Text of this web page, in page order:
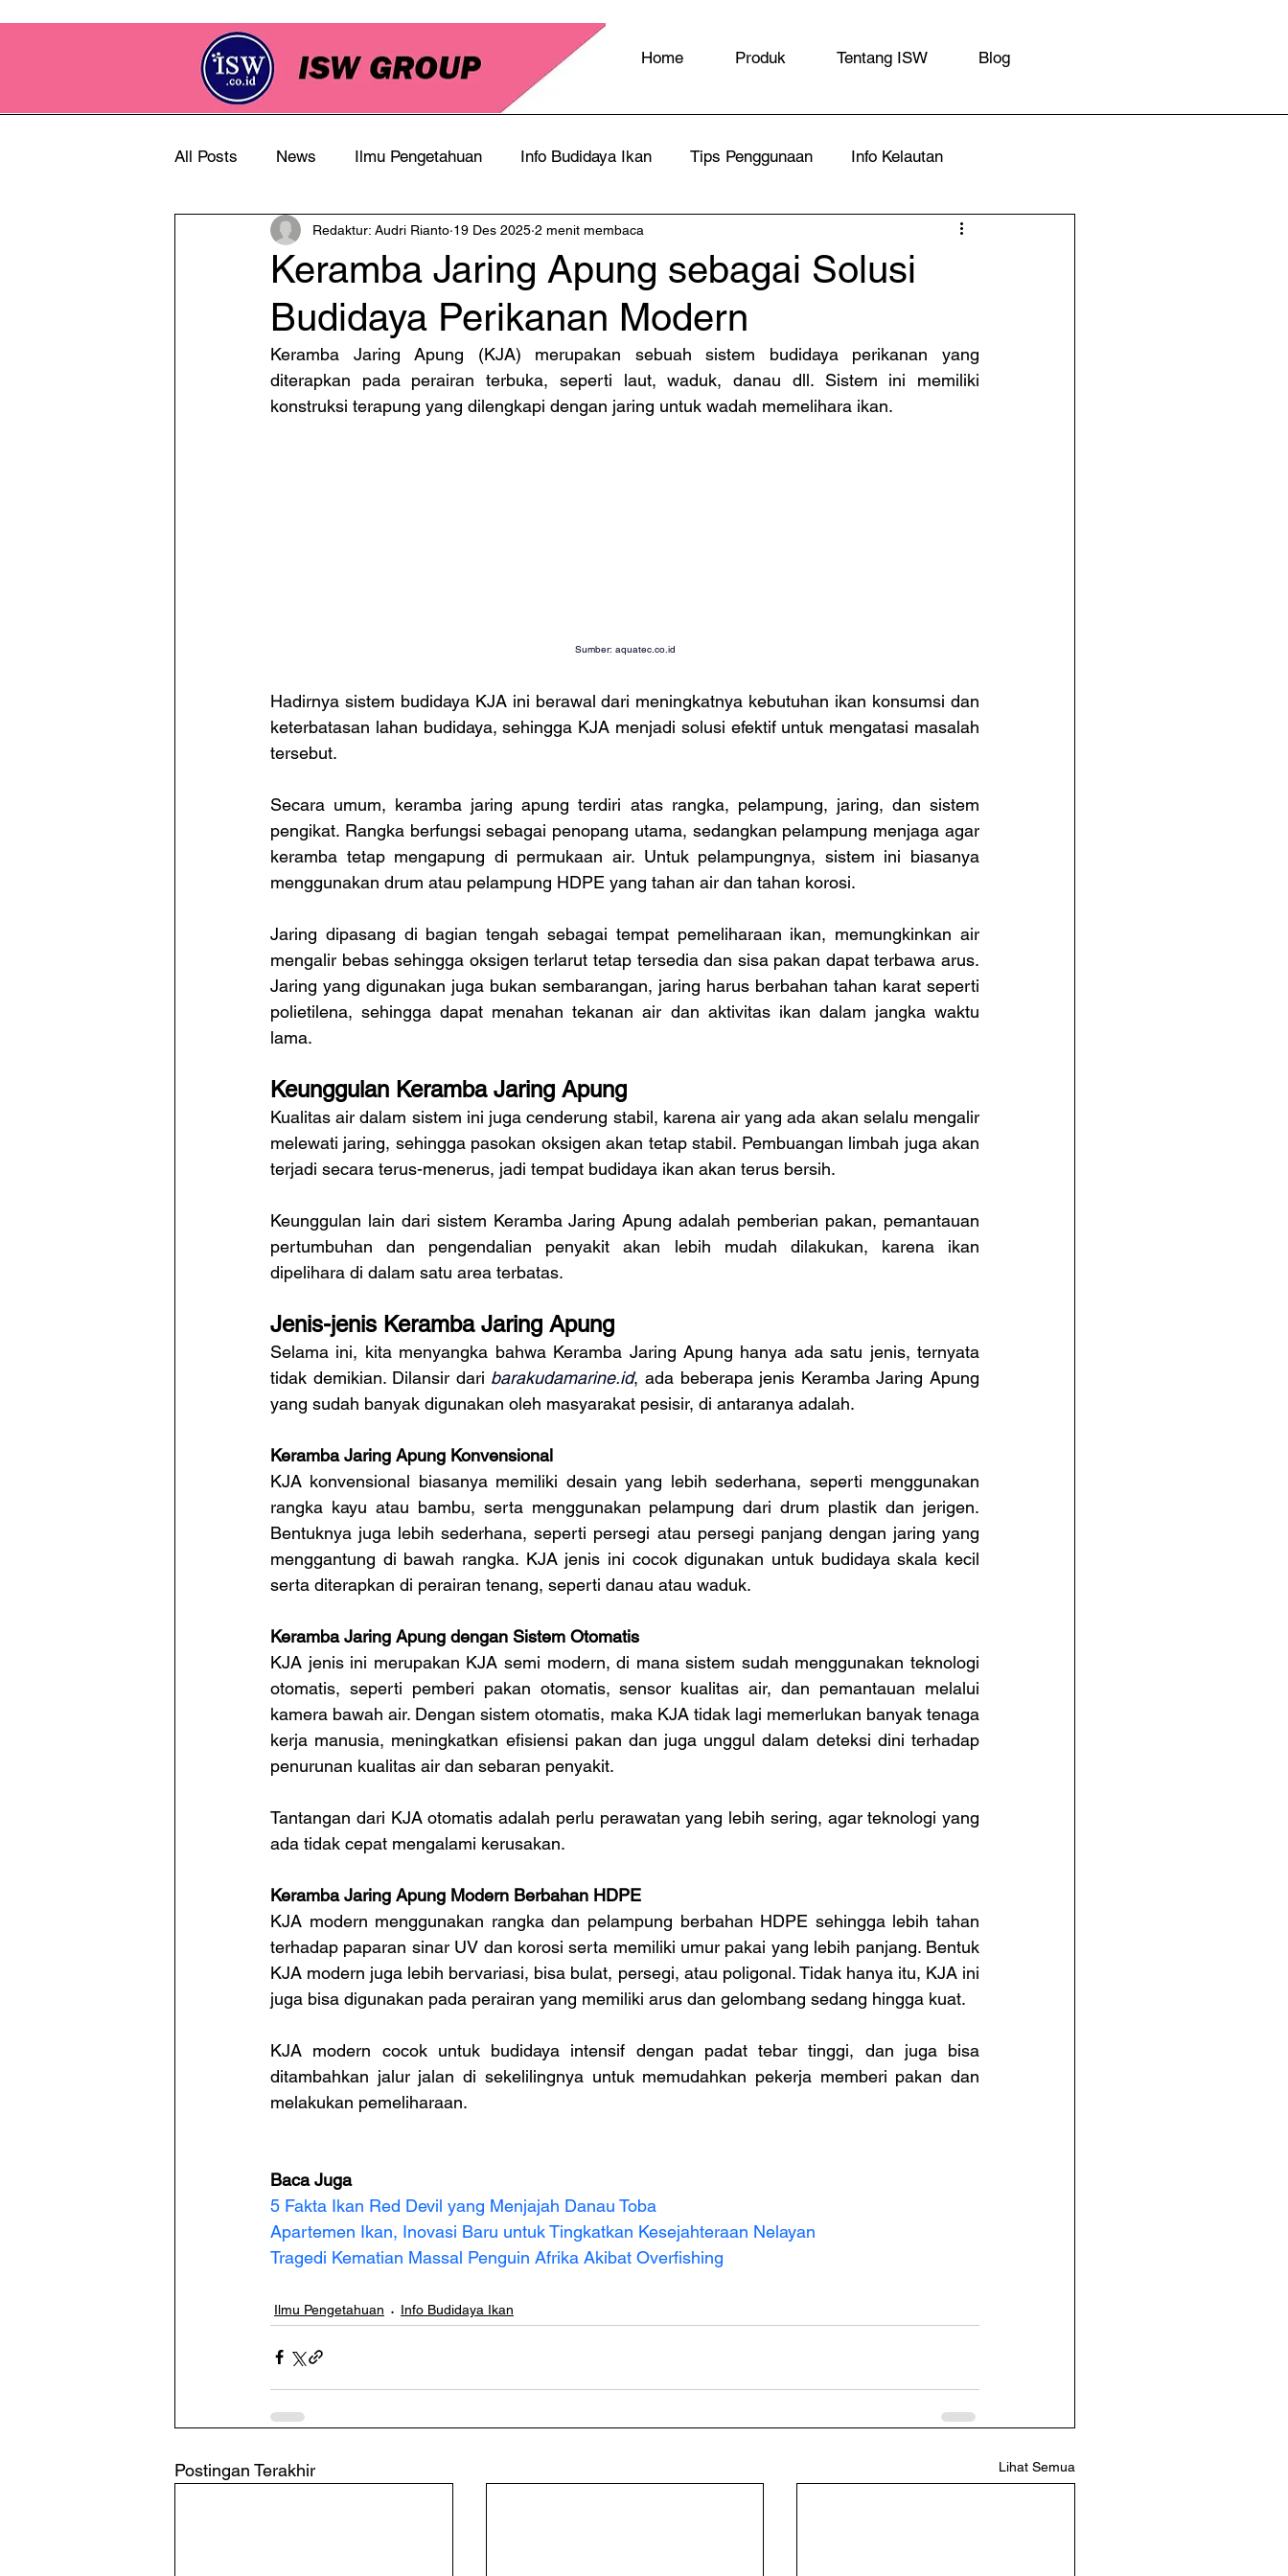
Home Produk Tentang ISW Blog
All Posts News Ilmu Pengetahuan Info Budidaya Ikan Tips Penggunaan Info Kelautan
Info Perkebunan
Keramba Jaring Apung sebagai Solusi
Budidaya Perikanan Modern
Redaktur: Audri Rianto 19 Des 2025 2 menit membaca
Keramba Jaring Apung (KJA) merupakan sebuah sistem budidaya perikanan yang
diterapkan pada perairan terbuka, seperti laut, waduk, danau dll. Sistem ini memiliki
konstruksi terapung yang dilengkapi dengan jaring untuk wadah memelihara ikan.
Sumber: aquatec.co.id
Hadirnya sistem budidaya KJA ini berawal dari meningkatnya kebutuhan ikan konsumsi dan
keterbatasan lahan budidaya, sehingga KJA menjadi solusi efektif untuk mengatasi masalah
tersebut.
Secara umum, keramba jaring apung terdiri atas rangka, pelampung, jaring, dan sistem
pengikat. Rangka berfungsi sebagai penopang utama, sedangkan pelampung menjaga agar
keramba tetap mengapung di permukaan air. Untuk pelampungnya, sistem ini biasanya
menggunakan drum atau pelampung HDPE yang tahan air dan tahan korosi.
Jaring dipasang di bagian tengah sebagai tempat pemeliharaan ikan, memungkinkan air
mengalir bebas sehingga oksigen terlarut tetap tersedia dan sisa pakan dapat terbawa arus.
Jaring yang digunakan juga bukan sembarangan, jaring harus berbahan tahan karat seperti
polietilena, sehingga dapat menahan tekanan air dan aktivitas ikan dalam jangka waktu
lama.
Keunggulan Keramba Jaring Apung
Kualitas air dalam sistem ini juga cenderung stabil, karena air yang ada akan selalu mengalir
melewati jaring, sehingga pasokan oksigen akan tetap stabil. Pembuangan limbah juga akan
terjadi secara terus-menerus, jadi tempat budidaya ikan akan terus bersih.
Keunggulan lain dari sistem Keramba Jaring Apung adalah pemberian pakan, pemantauan
pertumbuhan dan pengendalian penyakit akan lebih mudah dilakukan, karena ikan
dipelihara di dalam satu area terbatas.
Jenis-jenis Keramba Jaring Apung
Selama ini, kita menyangka bahwa Keramba Jaring Apung hanya ada satu jenis, ternyata
tidak demikian. Dilansir dari barakudamarine.id, ada beberapa jenis Keramba Jaring Apung
yang sudah banyak digunakan oleh masyarakat pesisir, di antaranya adalah.
Keramba Jaring Apung Konvensional
KJA konvensional biasanya memiliki desain yang lebih sederhana, seperti menggunakan
rangka kayu atau bambu, serta menggunakan pelampung dari drum plastik dan jerigen.
Bentuknya juga lebih sederhana, seperti persegi atau persegi panjang dengan jaring yang
menggantung di bawah rangka. KJA jenis ini cocok digunakan untuk budidaya skala kecil
serta diterapkan di perairan tenang, seperti danau atau waduk.
Keramba Jaring Apung dengan Sistem Otomatis
KJA jenis ini merupakan KJA semi modern, di mana sistem sudah menggunakan teknologi
otomatis, seperti pemberi pakan otomatis, sensor kualitas air, dan pemantauan melalui
kamera bawah air. Dengan sistem otomatis, maka KJA tidak lagi memerlukan banyak tenaga
kerja manusia, meningkatkan efisiensi pakan dan juga unggul dalam deteksi dini terhadap
penurunan kualitas air dan sebaran penyakit.
Tantangan dari KJA otomatis adalah perlu perawatan yang lebih sering, agar teknologi yang
ada tidak cepat mengalami kerusakan.
Keramba Jaring Apung Modern Berbahan HDPE
KJA modern menggunakan rangka dan pelampung berbahan HDPE sehingga lebih tahan
terhadap paparan sinar UV dan korosi serta memiliki umur pakai yang lebih panjang. Bentuk
KJA modern juga lebih bervariasi, bisa bulat, persegi, atau poligonal. Tidak hanya itu, KJA ini
juga bisa digunakan pada perairan yang memiliki arus dan gelombang sedang hingga kuat.
KJA modern cocok untuk budidaya intensif dengan padat tebar tinggi, dan juga bisa
ditambahkan jalur jalan di sekelilingnya untuk memudahkan pekerja memberi pakan dan
melakukan pemeliharaan.
Baca Juga
5 Fakta Ikan Red Devil yang Menjajah Danau Toba
Apartemen Ikan, Inovasi Baru untuk Tingkatkan Kesejahteraan Nelayan
Tragedi Kematian Massal Penguin Afrika Akibat Overfishing
Ilmu Pengetahuan Info Budidaya Ikan
Postingan Terakhir Lihat Semua